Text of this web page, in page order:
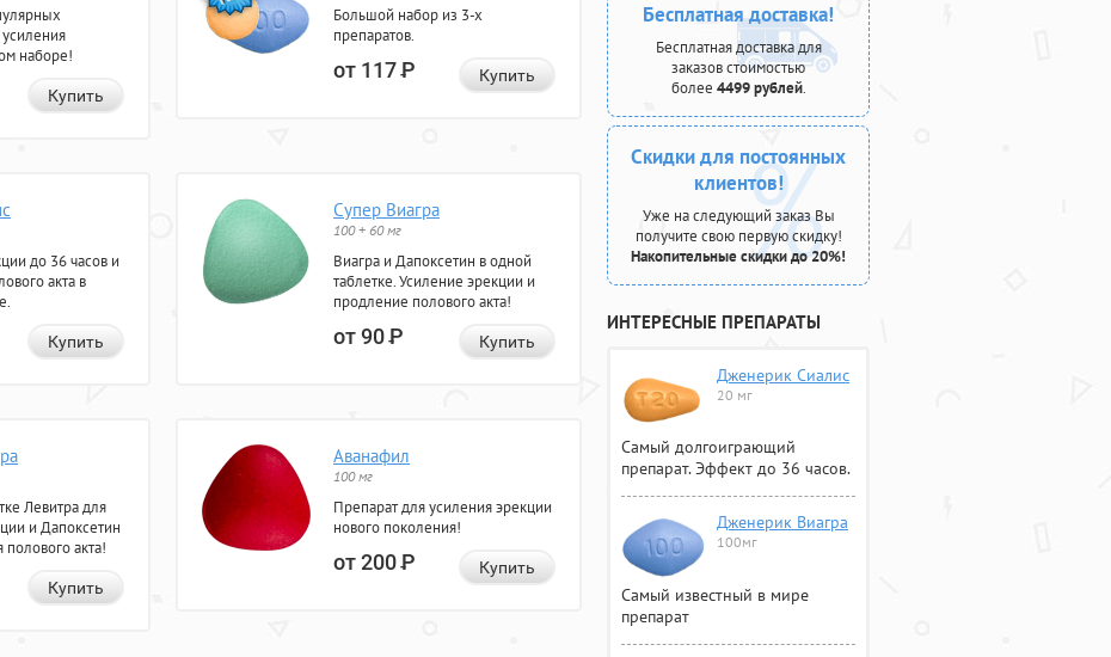
наборе!
Купить
Большой набор из 3-х
препаратов.
от 117Р Купить
до 36 часов и
акта в
Купить
Супер Виагра
100 + 60 мг
Виагра и Дапоксетин в одной
таблетке. Усиление эрекции и
продление полового акта!
от 90Р Купить
Левитра для
и Дапоксетин
акта!
Купить
Аванафил
100 мг
Препарат для усиления эрекции
нового поколения!
от 200Р Купить
Бесплатная доставка!
Бесплатная доставка для
заказов стоимостью
более 4499 рублей.
Скидки для постоянных
клиентов!
Уже на следующий заказ Вы
получите свою первую скидку!
Накопительные скидки до 20%!
ИНТЕРЕСНЫЕ ПРЕПАРАТЫ
Дженерик Сиалис
20 мг
Самый долгоиграющий
препарат. Эффект до 36 часов.
Дженерик Виагра
100мг
Самый известный в мире
препарат